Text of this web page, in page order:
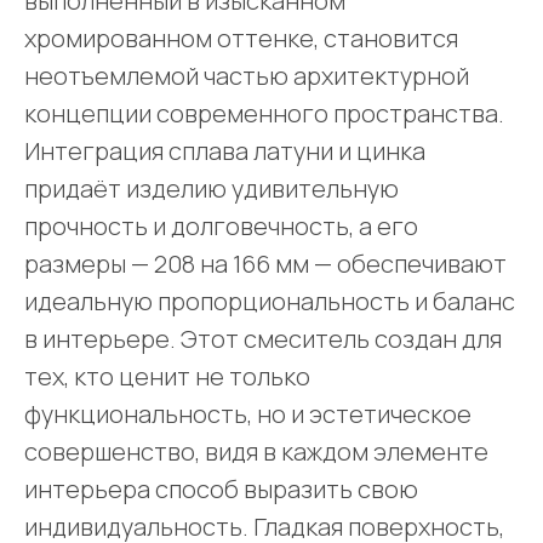
хромированном оттенке, становится
неотъемлемой частью архитектурной
концепции современного пространства.
Интеграция сплава латуни и цинка
придаёт изделию удивительную
прочность и долговечность, а его
размеры — 208 на 166 мм — обеспечивают
идеальную пропорциональность и баланс
в интерьере. Этот смеситель создан для
тех, кто ценит не только
функциональность, но и эстетическое
совершенство, видя в каждом элементе
интерьера способ выразить свою
индивидуальность. Гладкая поверхность,